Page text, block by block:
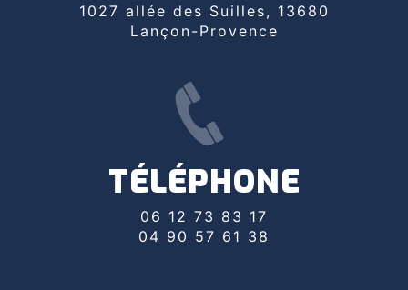
1027 allée des Suilles, 13680
Lançon-Provence
TÉLÉPHONE
06 12 73 83 17
04 90 57 61 38